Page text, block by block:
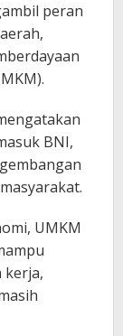
peran
BNI,
UMKM
kerja,